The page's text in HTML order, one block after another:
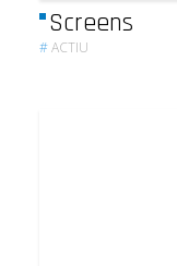
Screens
#ACTIU